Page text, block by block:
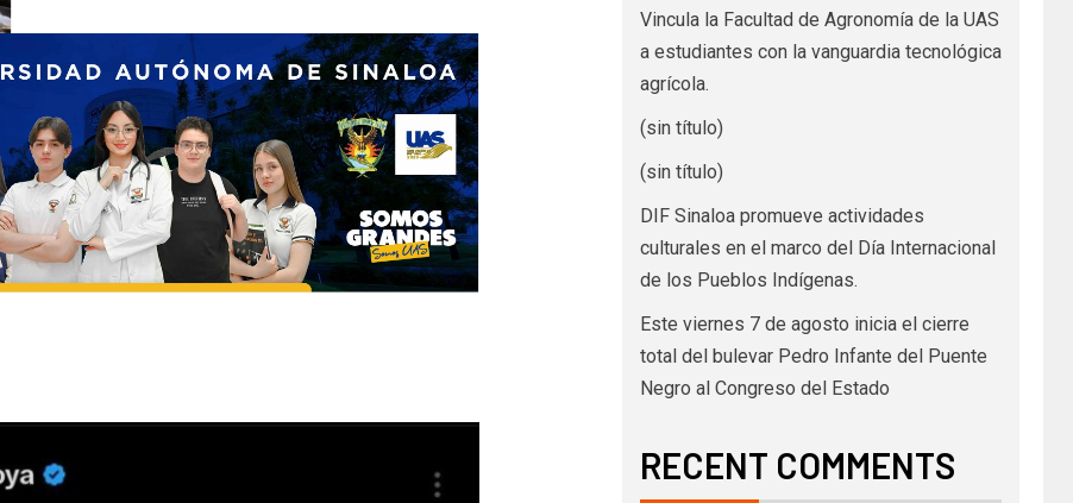
Vincula la Facultad de Agronomía de la UAS
a estudiantes con la vanguardia tecnológica
agrícola.
(sin título)
(sin título)
DIF Sinaloa promueve actividades
culturales en el marco del Día Internacional
de los Pueblos Indígenas.
Este viernes 7 de agosto inicia el cierre
total del bulevar Pedro Infante del Puente
Negro al Congreso del Estado
RECENT COMMENTS